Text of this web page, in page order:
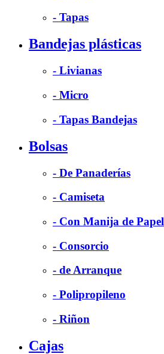
- Tapas
Bandejas plásticas
- Livianas
- Micro
- Tapas Bandejas
Bolsas
- De Panaderías
- Camiseta
- Con Manija de Papel
- Consorcio
- de Arranque
- Polipropileno
- Riñon
Cajas